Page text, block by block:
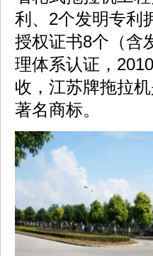
利、2个发明专利
授权证书8个（含
理体系认证，
收，江苏牌拖拉
著名商标。